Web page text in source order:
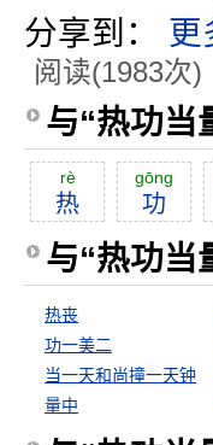
分享到： 更
阅读(1983次)
与“热功当
rè
热
gōng
功
与“热功当
热丧
功一美二
当一天和尚撞一天钟
量中